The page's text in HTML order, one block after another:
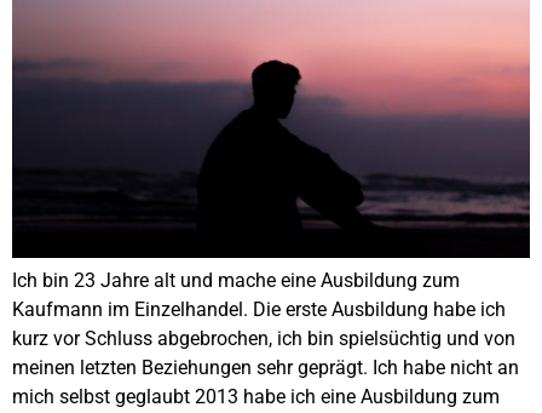
Ich bin 23 Jahre alt und mache eine Ausbildung zum
Kaufmann im Einzelhandel. Die erste Ausbildung habe ich
kurz vor Schluss abgebrochen, ich bin spielsüchtig und von
meinen letzten Beziehungen sehr geprägt. Ich habe nicht an
mich selbst geglaubt 2013 habe ich eine Ausbildung zum